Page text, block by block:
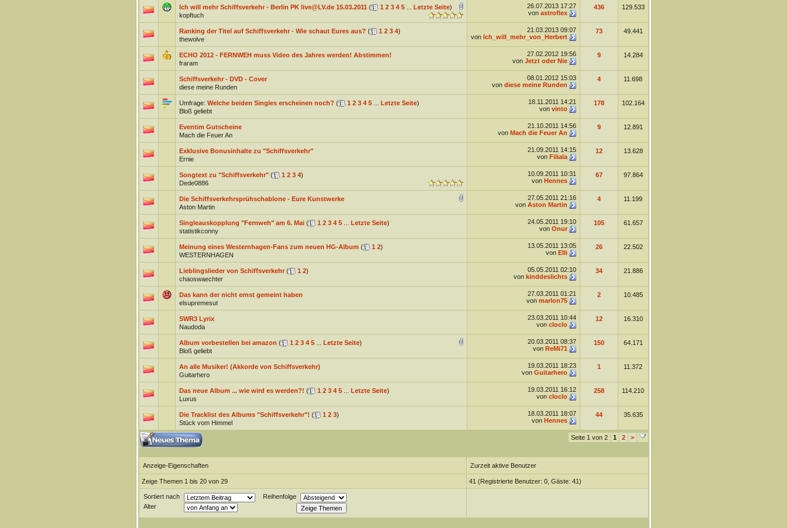
Ich will mehr Schiffsverkehr - Berlin PK live@LV.de 15.03.2011 ( 1 2 3 4 5... Letzte Seite)
kopftuch
26.07.2013 17:27
von astroflex
436 129.533
Ranking der Titel auf Schiffsverkehr - Wie schaut Eures aus? ( 1 2 3 4)
thewolve
21.03.2013 09:07
von Ich_will_mehr_von_Herbert
73 49.441
ECHO 2012 - FERNWEH muss Video des Jahres werden! Abstimmen!
fraram
27.02.2012 19:56
von Jetzt oder Nie
9 14.284
Schiffsverkehr - DVD - Cover
diese meine Runden
08.01.2012 15:03
von diese meine Runden
4 11.698
Umfrage: Welche beiden Singles erscheinen noch? ( 1 2 3 4 5... Letzte Seite)
Bloß geliebt
18.11.2011 14:21
von vinto
178 102.164
Eventim Gutscheine
Mach die Feuer An
21.10.2011 14:56
von Mach die Feuer An
9 12.891
Exklusive Bonusinhalte zu "Schiffsverkehr"
Ernie
21.09.2011 14:15
von Filiala
12 13.628
Songtext zu "Schiffsverkehr" ( 1 2 3 4)
Dede0886
10.09.2011 10:31
von Hennes
67 97.864
Die Schiffsverkehrsprühschablone - Eure Kunstwerke
Aston Martin
27.05.2011 21:16
von Aston Martin
4 11.199
Singleauskopplung "Fernweh" am 6. Mai ( 1 2 3 4 5... Letzte Seite)
statistikconny
24.05.2011 19:10
von Onur
105 61.657
Meinung eines Westernhagen-Fans zum neuen HG-Album ( 1 2)
WESTERNHAGEN
13.05.2011 13:05
von Elli
26 22.502
Lieblingslieder von Schiffsverkehr ( 1 2)
chaoswaechter
05.05.2011 02:10
von kinddeslichts
34 21.886
Das kann der nicht ernst gemeint haben
elsupremesut
27.03.2011 01:21
von marlon75
2 10.485
SWR3 Lyrix
Naudoda
23.03.2011 10:44
von cloclo
12 16.310
Album vorbestellen bei amazon ( 1 2 3 4 5... Letzte Seite)
Bloß geliebt
20.03.2011 08:37
von ReMi71
150 64.171
An alle Musiker! (Akkorde von Schiffsverkehr)
Guitarhero
19.03.2011 18:23
von Guitarhero
1 11.372
Das neue Album ... wie wird es werden?! ( 1 2 3 4 5... Letzte Seite)
Luxus
19.03.2011 16:12
von cloclo
258 114.210
Die Tracklist des Albums "Schiffsverkehr"! ( 1 2 3)
Stück vom Himmel
18.03.2011 18:07
von Hennes
44 35.635
Seite 1 von 2 1 2 >
Anzeige-Eigenschaften Zurzeit aktive Benutzer
Zeige Themen 1 bis 20 von 29 41 (Registrierte Benutzer: 0, Gäste: 41)
Sortiert nach
Reihenfolge
Alter